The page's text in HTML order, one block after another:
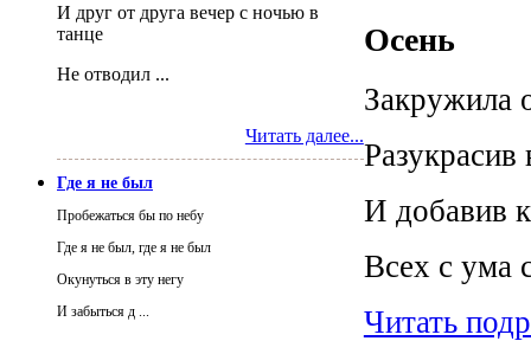
Осень
Закружила
И добавив
Всех с ума
Читать
И друг от друга вечер с ночью в
танце
Не отводил ...
Читать далее...
Где я не был
Пробежаться бы по небу
Где я не был, где я не был
Окунуться в эту негу
И забыться д ...